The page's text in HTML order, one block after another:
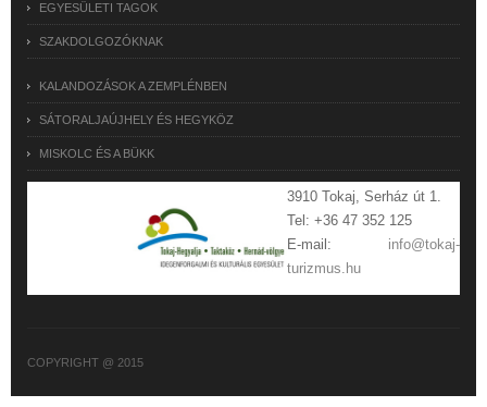
EGYESÜLETI TAGOK
SZAKDOLGOZÓKNAK
KALANDOZÁSOK A ZEMPLÉNBEN
SÁTORALJAÚJHELY ÉS HEGYKÖZ
MISKOLC ÉS A BÜKK
3910 Tokaj, Serház út 1.
Tel: +36 47 352 125
E-mail: info@tokaj-
turizmus.hu
COPYRIGHT @ 2015